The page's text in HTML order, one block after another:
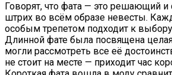
Говорят, что фата — это решающий
штрих во всём образе невесты.
особым трепетом подходит к выбору
Длинной фате была посвящена
могли рассмотреть все её
не стоит на месте — приходит час